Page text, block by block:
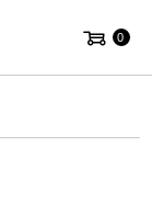
0